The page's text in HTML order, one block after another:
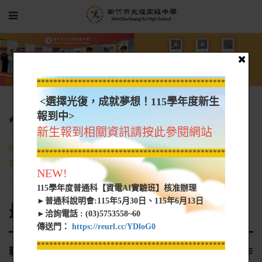
光復新聞
最新消息
轉知教育部國民及學前教育署函轉衛生福利部製作之《認識身心
障礙者特質與需求》教材手冊及影片，請運用於教育訓練、並廣為
宣導
最新消息
轉知教育部國民及學前教育署函轉衛生福利部製作
*****************************************************
<選擇光復，成就夢想！115學年度新生
報到中>
新生報到相關資訊請按此參閱網站
*****************************************************
NEW!
115學年度普通科【資電AI實驗班】核准辦理
►普通科說明會:115年5月30日、115年6月13日
►洽詢電話 : (03)5753558~60
傳送門： https://reurl.cc/YDloG0
*****************************************************